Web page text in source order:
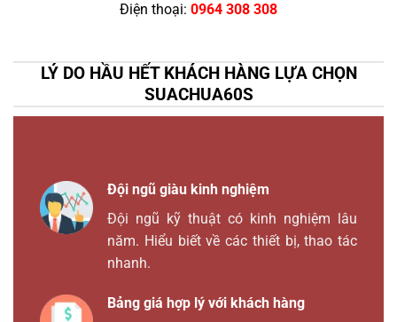
Điện thoại: 0964 308 308
LÝ DO HẦU HẾT KHÁCH HÀNG LỰA CHỌN
SUACHUA60S
Đội ngũ giàu kinh nghiệm
Đội ngũ kỹ thuật có kinh nghiệm lâu
năm. Hiểu biết về các thiết bị, thao tác
nhanh.
Bảng giá hợp lý với khách hàng